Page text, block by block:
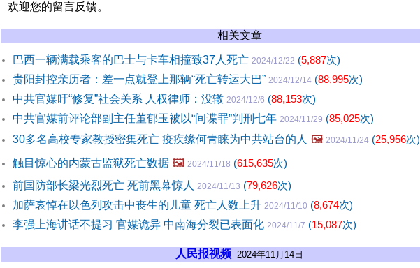
欢迎您的留言反馈。
相关文章
巴西一辆满载乘客的巴士与卡车相撞致37人死亡 2024/12/22 (5,887次)
贵阳封控亲历者：差一点就登上那辆“死亡转运大巴” 2024/12/14 (88,995次)
中共官媒吁“修复”社会关系 人权律师：没辙 2024/12/6 (88,153次)
中共官媒前评论部副主任董郁玉被以“间谍罪”判刑七年 2024/11/29 (85,025次)
30多名高校专家教授密集死亡 疫疾缘何青睐为中共站台的人 🖼️ 2024/11/24 (25,956次)
触目惊心的内蒙古监狱死亡数据 🖼️ 2024/11/18 (615,635次)
前国防部长梁光烈死亡 死前黑幕惊人 2024/11/13 (79,626次)
加萨哀悼在以色列攻击中丧生的儿童 死亡人数上升 2024/11/10 (8,674次)
李强上海讲话不提习 官媒诡异 中南海分裂已表面化 2024/11/7 (15,087次)
人民报视频 2024年11月14日